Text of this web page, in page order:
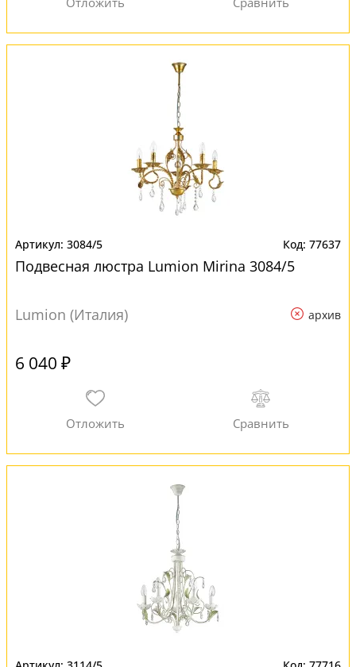
3084/5 77637
Подвесная люстра Lumion Mirina 3084/5
Lumion (Италия) архив
6 040 ₽